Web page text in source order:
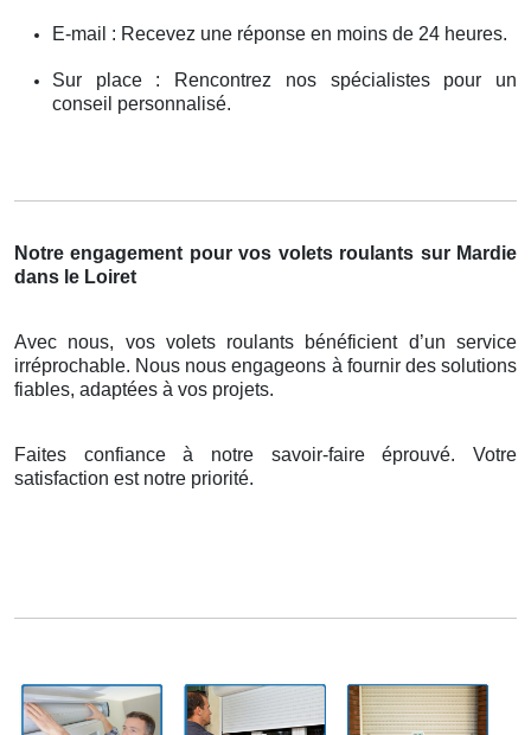
E-mail : Recevez une réponse en moins de 24 heures.
Sur place : Rencontrez nos spécialistes pour un
conseil personnalisé.
Notre engagement pour vos volets roulants sur Mardie
dans le Loiret
Avec nous, vos volets roulants bénéficient d’un service
irréprochable. Nous nous engageons à fournir des solutions
fiables, adaptées à vos projets.
Faites confiance à notre savoir-faire éprouvé. Votre
satisfaction est notre priorité.